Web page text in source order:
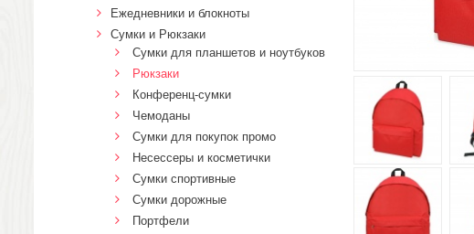
Ежедневники и блокноты
Сумки и Рюкзаки
Сумки для планшетов и ноутбуков
Рюкзаки
Конференц-сумки
Чемоданы
Сумки для покупок промо
Несессеры и косметички
Сумки спортивные
Сумки дорожные
Портфели